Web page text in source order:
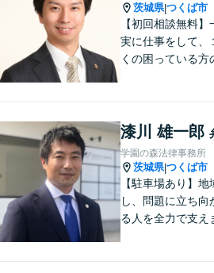
茨城県|つくば市
【初回相談無料
実に仕事をして、
くの困っている方
事案かどうかも含
切・丁寧にご対応
ぜひご相談くださ
漆川 雄一郎
学園の森法律事務所
茨城県|つくば市
【駐車場あり】
し、問題に立ち向
る人を全力で支え